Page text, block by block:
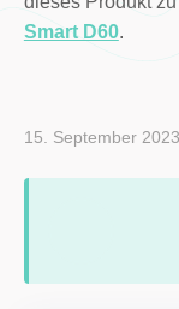
Smart D60.
15. September 2023